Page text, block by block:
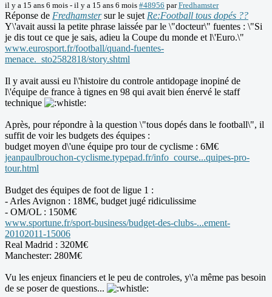
il y a 15 ans 6 mois - il y a 15 ans 6 mois #48956 parFredhamster
Réponse de Fredhamstersur le sujet Re:Football tous dopés ??
Y\'avait aussi la petite phrase laissée par le \"docteur\" fuentes : \"Si
je dis tout ce que je sais, adieu la Coupe du monde et l\'Euro.\"
www.eurosport.fr/football/quand-fuentes-
menace._sto2582818/story.shtml
Il y avait aussi eu l\'histoire du controle antidopage inopiné de
l\'équipe de france à tignes en 98 qui avait bien énervé le staff
technique
Après, pour répondre à la question \"tous dopés dans le football\", il
suffit de voir les budgets des équipes :
budget moyen d\'une équipe pro tour de cyclisme : 6M€
jeanpaulbrouchon-cyclisme.typepad.fr/info_course...quipes-pro-
tour.html
Budget des équipes de foot de ligue 1 :
- Arles Avignon : 18M€, budget jugé ridiculissime
- OM/OL : 150M€
www.sportune.fr/sport-business/budget-des-clubs-...ement-
20102011-15006
Real Madrid : 320M€
Manchester: 280M€
Vu les enjeux financiers et le peu de controles, y\'a même pas besoin
de se poser de questions...